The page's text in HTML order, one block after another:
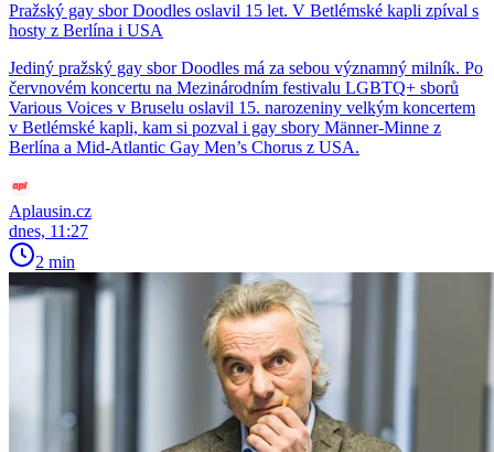
Pražský gay sbor Doodles oslavil 15 let. V Betlémské kapli zpíval s
hosty z Berlína i USA
Jediný pražský gay sbor Doodles má za sebou významný milník. Po
červnovém koncertu na Mezinárodním festivalu LGBTQ+ sborů
Various Voices v Bruselu oslavil 15. narozeniny velkým koncertem
v Betlémské kapli, kam si pozval i gay sbory Männer-Minne z
Berlína a Mid-Atlantic Gay Men’s Chorus z USA.
Aplausin.cz
dnes, 11:27
2 min